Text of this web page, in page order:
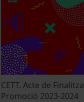
CETT. Acte de
Promoció 2023-2024